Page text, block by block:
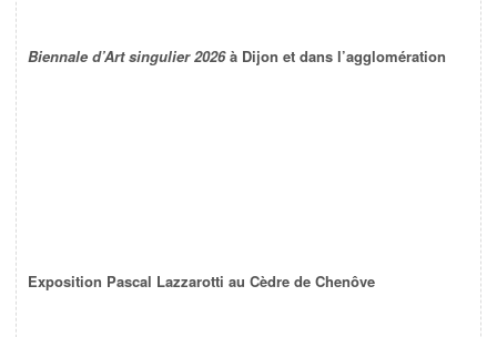
Biennale d’Art singulier 2026à Dijon et dans l’agglomération
Exposition Pascal Lazzarotti au Cèdre de Chenôve